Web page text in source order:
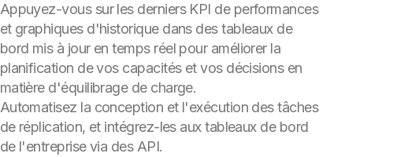
Appuyez-vous sur les derniers KPI de performances
et graphiques d'historique dans des tableaux de
bord mis à jour en temps réel pour améliorer la
planification de vos capacités et vos décisions en
matière d'équilibrage de charge.
Automatisez la conception et l'exécution des tâches
de réplication, et intégrez-les aux tableaux de bord
de l'entreprise via des API.